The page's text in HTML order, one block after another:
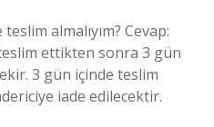
almalıyım? Cevap:
ettikten sonra 3 gün
3 gün içinde teslim
iade edilecektir.